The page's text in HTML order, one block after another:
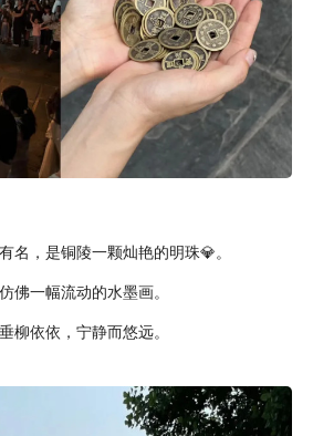
名，是铜陵一颗灿艳的明珠💎。
佛一幅流动的水墨画。
柳依依，宁静而悠远。